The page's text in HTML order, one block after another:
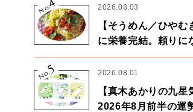
No. 2026.08.03
【そうめん／ひや
に栄養完結。頼りに
ワー麺
No.
5 2026.08.01
【真木あかりの九星
2026年8月前半の運